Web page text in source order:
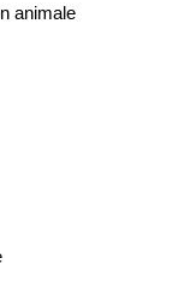
animale